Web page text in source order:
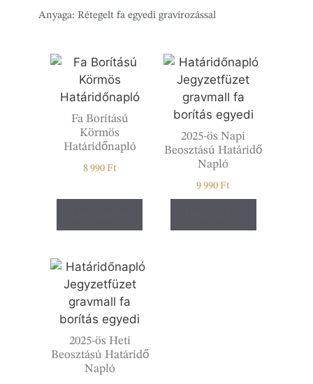
Anyaga: Rétegelt fa egyedi gravírozással
Fa Borítású
Körmös
Határidőnapló
8 990 Ft
2025-ös Napi
Beosztású Határidő
Napló
9 990Ft
2025-ös Heti
Beosztású Határidő
Napló